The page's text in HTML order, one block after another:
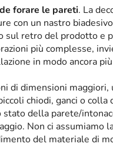
forare le pareti. La
con un nastro
sul retro del prodotto e
più complesse,
in modo ancora
di dimensioni maggiori,
chiodi, ganci o colla
della parete/
Non ci assumiamo
del materiale di